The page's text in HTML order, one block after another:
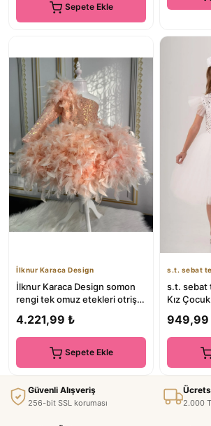
Sepete Ekle
İlknur Karaca Design
İlknur Karaca Design somon
rengi tek omuz etekleri otrişli
4.221,99 ₺
Sepete Ekle
s.t. sebat
s.t. sebat
Kız
949,99
Güvenli Alışveriş
256-bit SSL koruması 2.000